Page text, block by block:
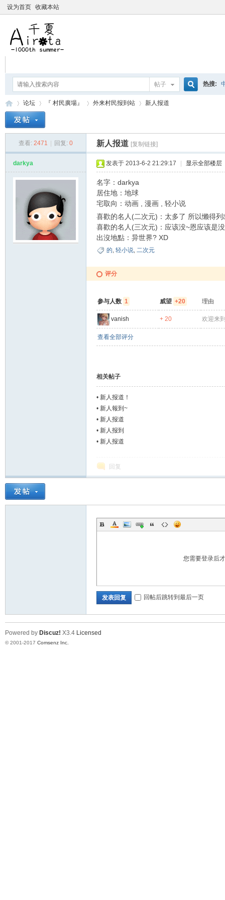
设为首页 收藏本站
帖子 热搜:
论坛
›
『 村民廣場』 外来村民报到站
›
新人报道
查看: 2471 回复: 0 新人报道 [复制链接]
darkya 发表于 2013-6-2 21:29:17 显示全部楼层
名字：darkya
居住地：地球
宅取向：动画 , 漫画 , 轻小说
喜歡的名人(二次元)：太多了 所以懒得
喜歡的名人(三次元)：应该没~恩应该是没
出沒地點：异世界? XD
的, 轻小说, 二次元
评分
参与人数 1 威望 +20 理由
vanish + 20 欢迎来
查看全部评分
相关帖子
• 新人报道！
• 新人報到~
• 新人报道
• 新人报到
• 新人报道
回复
您需要登录后
发表回复 回帖后跳转到最后一页
Powered by Discuz! X3.4 Licensed
© 2001-2017 Comsenz Inc.